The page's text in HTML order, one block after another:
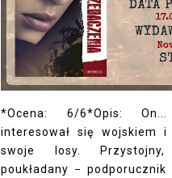
*Ocena: 6/6*Opis:
interesował się wojskiem
swoje losy.
poukładany − podporucznik